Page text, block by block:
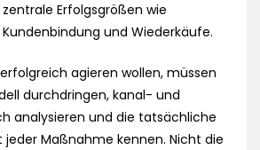
Erfolgsgrößen wie
und Wiederkäufe.
agieren wollen, müssen
durchdringen, kanal- und
analysieren und die tatsächliche
Maßnahme kennen. Nicht die